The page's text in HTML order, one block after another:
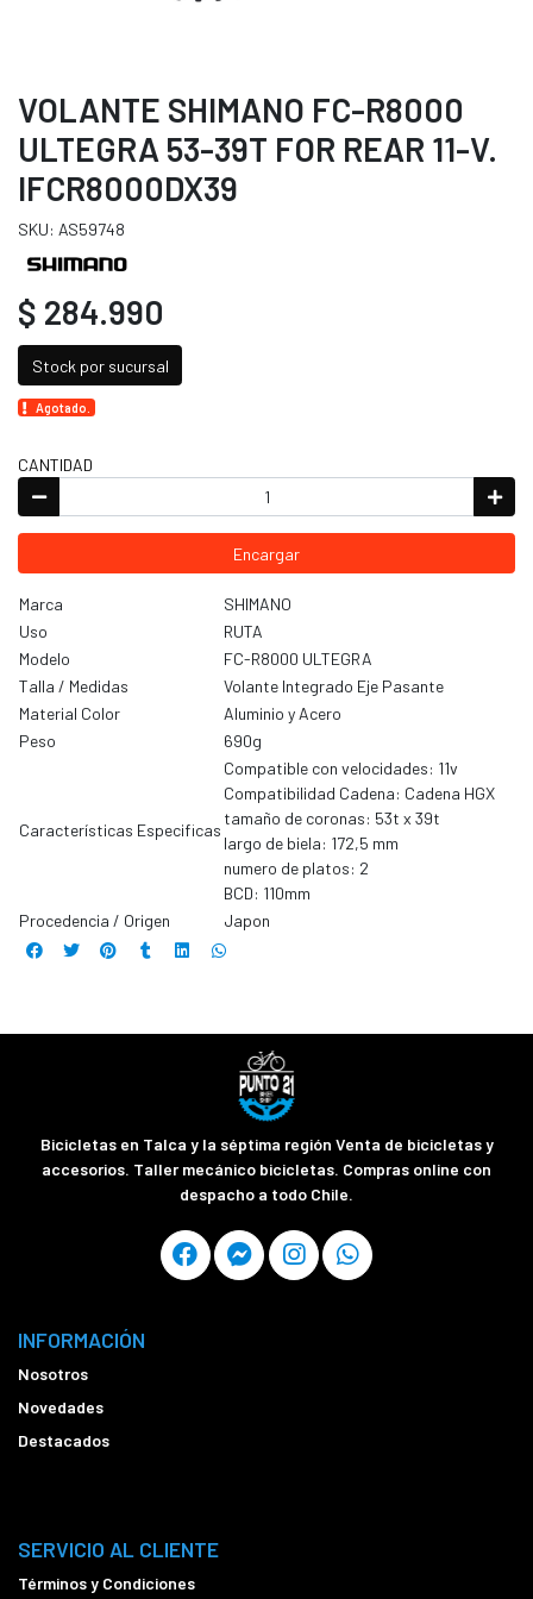
VOLANTE SHIMANO FC-R8000
ULTEGRA 53-39T FOR REAR 11-V.
IFCR8000DX39
SKU: AS59748
$ 284.990
Stock por sucursal
Agotado.
CANTIDAD
Encargar
Marca
SHIMANO
Uso
RUTA
Modelo
FC-R8000 ULTEGRA
Talla / Medidas
Volante Integrado Eje Pasante
Material Color
Aluminio y Acero
Peso
690g
Características Especificas
Compatible con velocidades: 11v
Compatibilidad Cadena: Cadena HGX
tamaño de coronas: 53t x 39t
largo de biela: 172,5 mm
numero de platos: 2
BCD: 110mm
Procedencia / Origen
Japon
Bicicletas en Talca y la séptima región Venta de bicicletas y
accesorios. Taller mecánico bicicletas. Compras online con
despacho a todo Chile.
INFORMACIÓN
Nosotros
Novedades
Destacados
SERVICIO AL CLIENTE
Términos y Condiciones